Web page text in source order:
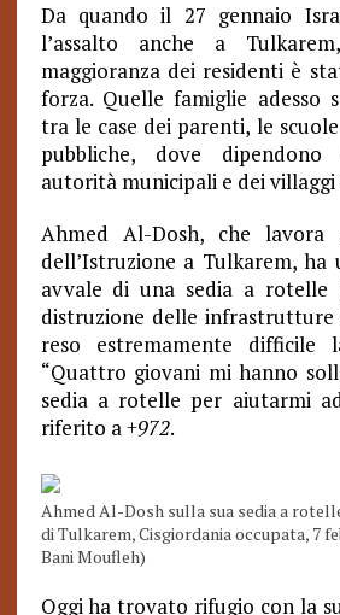
Da quando il 27 gennaio
l’assalto anche a
maggioranza dei residenti è
forza. Quelle famiglie adesso
tra le case dei parenti, le
pubbliche, dove dipendono
autorità municipali e dei
Ahmed Al-Dosh, che
dell’Istruzione a Tulkarem, ha
avvale di una sedia a rotelle
distruzione delle
reso estremamente difficile
“Quattro giovani mi hanno
sedia a rotelle per aiutarmi
riferito a+972.
Ahmed Al-Dosh sulla sua sedia a
di Tulkarem, Cisgiordania occupata, 7
Bani Moufleh)
Oggi ha trovato rifugio con la